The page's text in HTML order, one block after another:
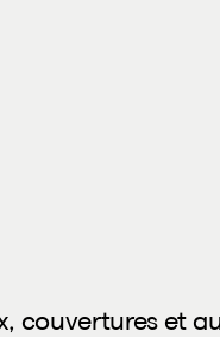
couvertures et